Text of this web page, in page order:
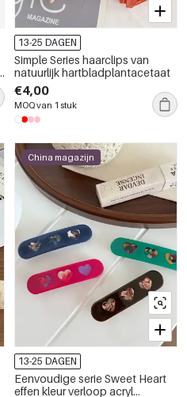
13-25 DAGEN
Simple Series haarclips van
natuurlijk hartbladplantacetaat
€4,00
MOQ van 1 stuk
China magazijn
13-25 DAGEN
Eenvoudige serie Sweet Heart
effen kleur verloop acryl